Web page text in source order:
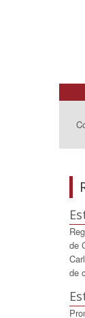
de
de